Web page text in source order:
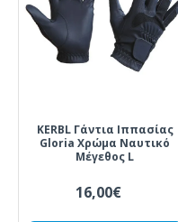
KERBL Γάντια Ιππασίας
Gloria Χρώμα Ναυτικό
Μέγεθος L
16,00€